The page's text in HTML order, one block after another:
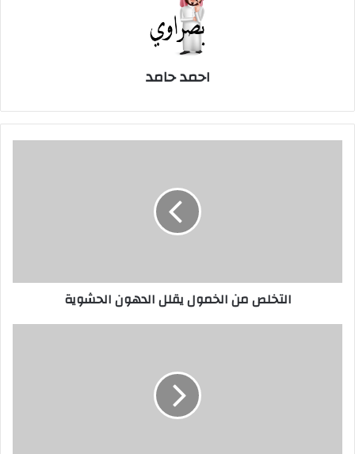
احمد حامد
التخلص من الخمول يقلل الدهون الحشوية